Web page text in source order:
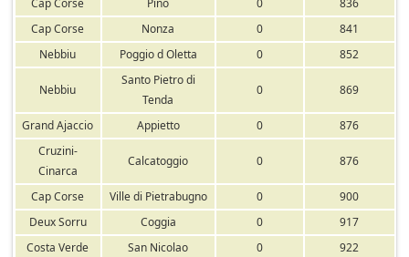
Cap Corse Pino 0
836
Cap Corse
Nonza 0
841
Nebbiu
Poggio d Oletta 0 852
Nebbiu
Santo Pietro di
Tenda
0 869
Grand Ajaccio Appietto 0
876
Cruzini-
Cinarca
Calcatoggio 0 876
Cap Corse Ville di Pietrabugno 0
900
Deux Sorru
Coggia 0
917
Costa Verde
San Nicolao 0
922